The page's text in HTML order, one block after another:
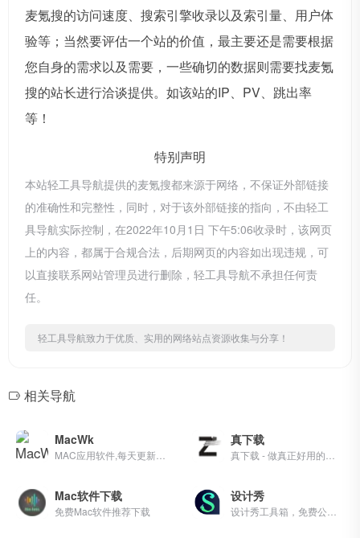
麦氪搜的访问速度、搜索引擎收录以及索引量、用户体
验等；当然要评估一个站的价值，最主要还是需要根据
您自身的需求以及需要，一些确切的数据则需要找麦氪
搜的站长进行洽谈提供。如该站的IP、PV、跳出率
等！
特别声明
本站轻工具导航提供的麦氪搜都来源于网络，不保证外部链接
的准确性和完整性，同时，对于该外部链接的指向，不由轻工
具导航实际控制，在2022年10月1日 下午5:06收录时，该网页
上的内容，都属于合规合法，后期网页的内容如出现违规，可
以直接联系网站管理员进行删除，轻工具导航不承担任何责
任。
轻工具导航致力于优质、实用的网络站点资源收集与分享！
相关导航
MacWk 真下载
Mac软件下载
免费Mac软件推荐下载
设计秀